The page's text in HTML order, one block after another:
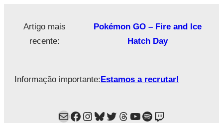
Artigo mais
recente:
Pokémon GO – Fire and Ice
Hatch Day
Informação importante:Estamos a recrutar!
MailFacebook
Instagram
Bluesky
Twitter
Estamos no Threads!
YouTube
Spotify
Twitch